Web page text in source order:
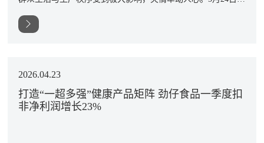
作，向石门县捐赠10万元现金及超10000桶爱心物资，公司党员
带头承担爱心物资的装箱任务，全力支援当地防汛救灾与民生
2026.04.23
打造“一超多强”健康产品矩阵 劲仔食品一季度扣
非净利润增长23%